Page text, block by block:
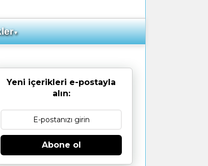
▼
Yeni içerikleri e-postayla
alın:
Abone ol